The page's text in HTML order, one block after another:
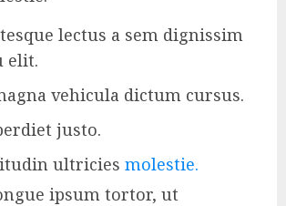
lectus a sem dignissim
elit.
vehicula dictum cursus.
justo.
ultricies molestie.
ipsum tortor, ut